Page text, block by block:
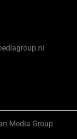
Media Group